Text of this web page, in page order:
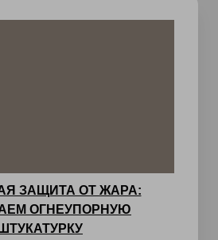
ЗАЩИТА ОТ ЖАРА:
ОГНЕУПОРНУЮ
ШТУКАТУРКУ